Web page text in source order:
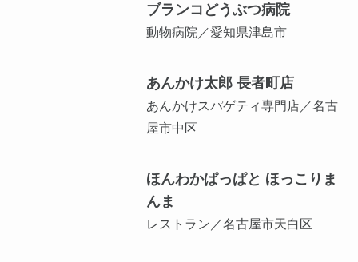
ブランコどうぶつ病院
動物病院／愛知県津島市
あんかけ太郎 長者町店
あんかけスパゲティ専門店／名古
屋市中区
ほんわかぱっぱと ほっこりま
んま
レストラン／名古屋市天白区